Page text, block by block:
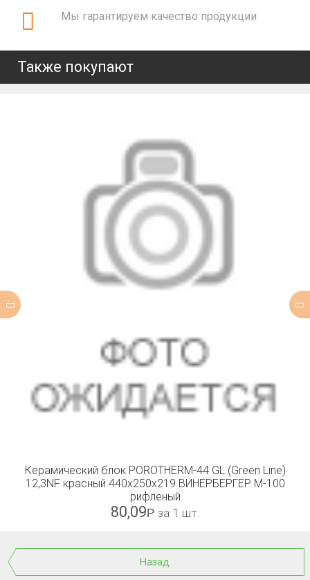
Мы гарантируем качество продукции
Также покупают
Керамический блок POROTHERM-44 GL (Green Line)
12,3NF красный 440x250x219 ВИНЕРБЕРГЕР М-100
рифленый
80,09Р за 1 шт.
Назад